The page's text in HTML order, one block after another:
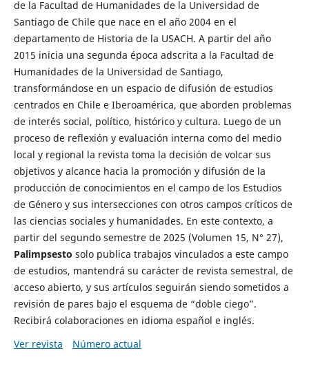
de la Facultad de Humanidades de la Universidad de
Santiago de Chile que nace en el año 2004 en el
departamento de Historia de la USACH. A partir del año
2015 inicia una segunda época adscrita a la Facultad de
Humanidades de la Universidad de Santiago,
transformándose en un espacio de difusión de estudios
centrados en Chile e Iberoamérica, que aborden problemas
de interés social, político, histórico y cultura. Luego de un
proceso de reflexión y evaluación interna como del medio
local y regional la revista toma la decisión de volcar sus
objetivos y alcance hacia la promoción y difusión de la
producción de conocimientos en el campo de los Estudios
de Género y sus intersecciones con otros campos críticos de
las ciencias sociales y humanidades. En este contexto, a
partir del segundo semestre de 2025 (Volumen 15, N° 27),
Palimpsesto solo publica trabajos vinculados a este campo
de estudios, mantendrá su carácter de revista semestral, de
acceso abierto, y sus artículos seguirán siendo sometidos a
revisión de pares bajo el esquema de “doble ciego”.
Recibirá colaboraciones en idioma español e inglés.
Ver revista
Número actual